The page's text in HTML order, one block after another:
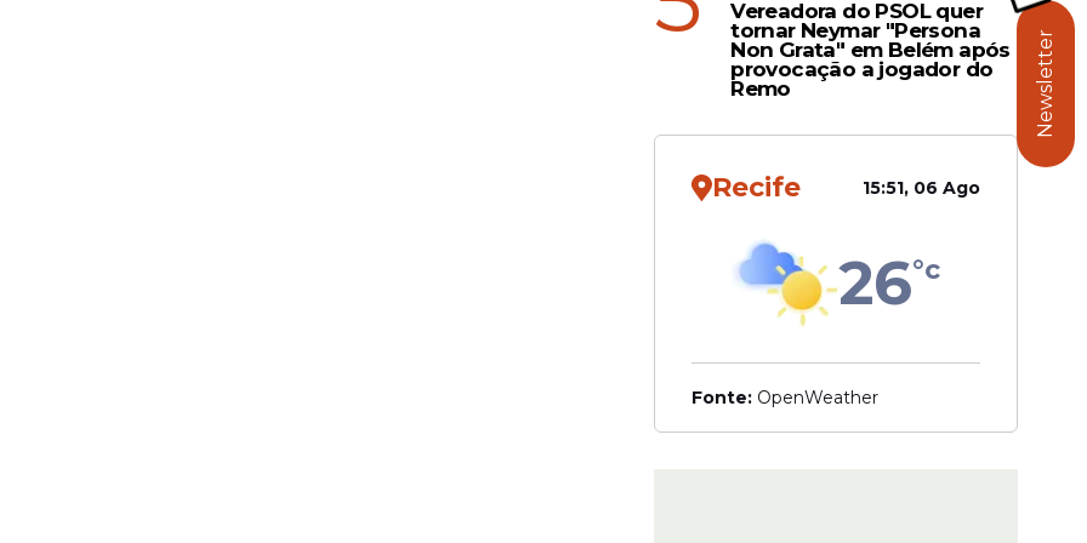
de sementes de milho e adubo para 168
uma vez por ano, sempre no período do plantio do
no momento mais importante da safra.
Vereadora do PSOL quer
tornar Neymar "Persona
Non Grata" em Belém após
provocação a jogador do
Remo
Recife 15:51, 06 Ago
26°c
Fonte: OpenWeather
Newsletter